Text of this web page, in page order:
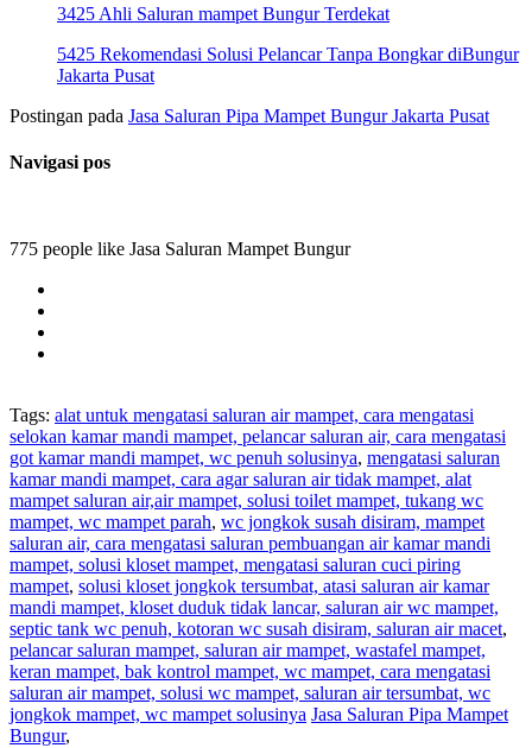
3425 Ahli Saluran mampet Bungur Terdekat
5425 Rekomendasi Solusi Pelancar Tanpa Bongkar diBungur
Jakarta Pusat
Postingan pada Jasa Saluran Pipa Mampet Bungur Jakarta Pusat
Navigasi pos
775 people like Jasa Saluran Mampet Bungur
Tags: alat untuk mengatasi saluran air mampet, cara mengatasi
selokan kamar mandi mampet, pelancar saluran air, cara mengatasi
got kamar mandi mampet, wc penuh solusinya, mengatasi saluran
kamar mandi mampet, cara agar saluran air tidak mampet, alat
mampet saluran air,air mampet, solusi toilet mampet, tukang wc
mampet, wc mampet parah, wc jongkok susah disiram, mampet
saluran air, cara mengatasi saluran pembuangan air kamar mandi
mampet, solusi kloset mampet, mengatasi saluran cuci piring
mampet, solusi kloset jongkok tersumbat, atasi saluran air kamar
mandi mampet, kloset duduk tidak lancar, saluran air wc mampet,
septic tank wc penuh, kotoran wc susah disiram, saluran air macet,
pelancar saluran mampet, saluran air mampet, wastafel mampet,
keran mampet, bak kontrol mampet, wc mampet, cara mengatasi
saluran air mampet, solusi wc mampet, saluran air tersumbat, wc
jongkok mampet, wc mampet solusinya Jasa Saluran Pipa Mampet
Bungur,